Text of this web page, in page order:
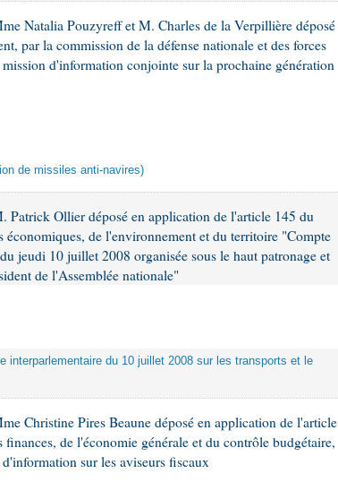
Natalia Pouzyreff et M. Charles de la Verpillière déposé
par la commission de la défense nationale et des forces
d'information conjointe sur la prochaine génération
de missiles anti-navires)
Patrick Ollier déposé en application de l'article 145 du
économiques, de l'environnement et du territoire "Compte
jeudi 10 juillet 2008 organisée sous le haut patronage et
de l'Assemblée nationale"
interparlementaire du 10 juillet 2008 sur les transports et le
Christine Pires Beaune déposé en application de l'article
de l'économie générale et du contrôle budgétaire,
sur les aviseurs fiscaux